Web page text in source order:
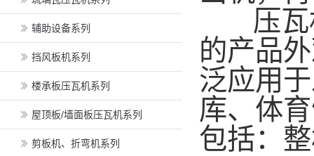
压瓦机
的产品
泛应用
库、体
包括：
辅助设备系列
挡风板机系列
楼承板压瓦机系列
屋顶板/墙面板压瓦机系列
剪板机、折弯机系列